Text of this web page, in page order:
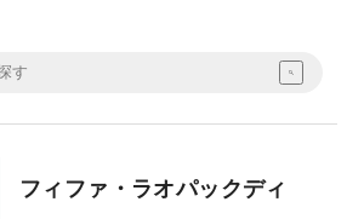
フィファ・ラオパックディ